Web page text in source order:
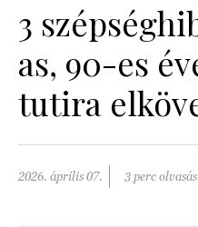
SZÉPSÉG
KULTÚRA
ÉLETMÓD
3
as, 90-es
tutira
2026. április 07. 3 perc olvasás